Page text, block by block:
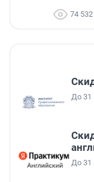
74 532
До 31
До 31